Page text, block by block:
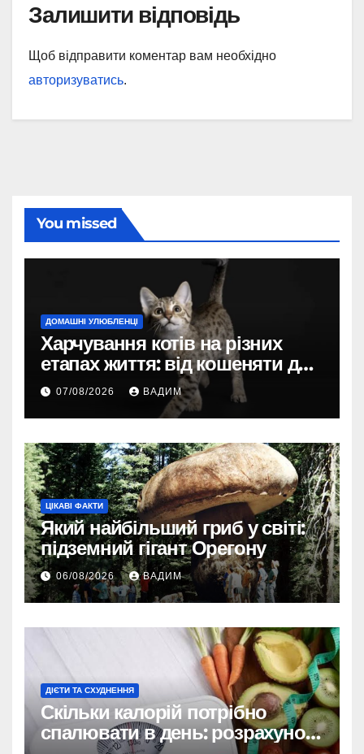
Залишити відповідь
Щоб відправити коментар вам необхідно
авторизуватись.
You missed
ДОМАШНІ УЛЮБЛЕНЦІ
Харчування котів на різних
етапах життя: від кошеняти до
літнього улюбленця
07/08/2026 ВАДИМ
ЦІКАВІ ФАКТИ
Який найбільший гриб у світі:
підземний гігант Орегону
06/08/2026 ВАДИМ
ДІЄТИ ТА СХУДНЕННЯ
Скільки калорій потрібно
спалювати в день: розрахунок